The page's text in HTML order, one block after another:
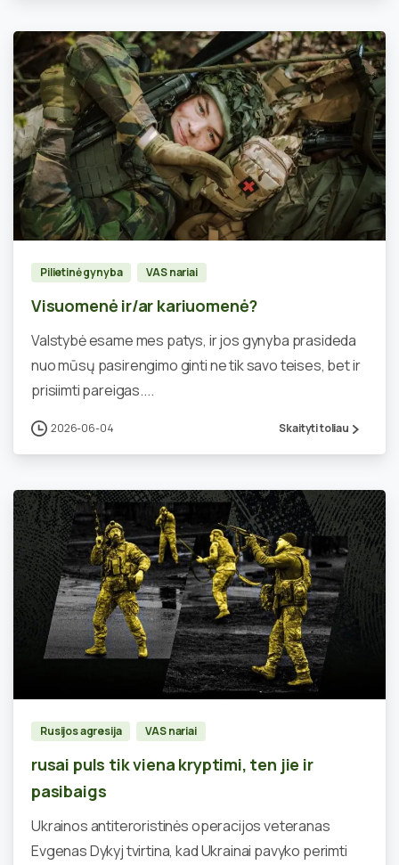
Pilietinė gynyba VAS nariai
Visuomenė ir/ar kariuomenė?
Valstybė esame mes patys, ir jos gynyba prasideda
nuo mūsų pasirengimo ginti ne tik savo teises, bet ir
prisiimti pareigas....
2026-06-04 Skaityti toliau
Rusijos agresija VAS nariai
rusai puls tik viena kryptimi, ten jie ir
pasibaigs
Ukrainos antiteroristinės operacijos veteranas
Evgenas Dykyj tvirtina, kad Ukrainai pavyko perimti